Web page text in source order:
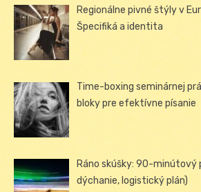
Regionálne pivné štýly v
Špecifiká a identita
Time-boxing seminárnej
bloky pre efektívne písanie
Ráno skúšky: 90-minútový
dýchanie, logistický plán)